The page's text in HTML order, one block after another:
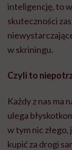
inteligencję, to
skuteczności
w skriningu.
Czyli to
Każdy z nas ma
ulega
w tym nic
kupić za drogi